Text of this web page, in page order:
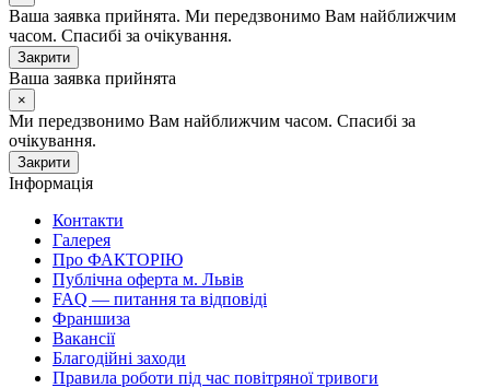
Ваша заявка прийнята. Ми передзвонимо Вам найближчим
часом. Спасибі за очікування.
Закрити
Ваша заявка прийнята
×
Ми передзвонимо Вам найближчим часом. Спасибі за
очікування.
Закрити
Інформація
Контакти
Галерея
Про ФАКТОРІЮ
Публічна оферта м. Львів
FAQ — питання та відповіді
Франшиза
Вакансії
Благодійні заходи
Правила роботи під час повітряної тривоги